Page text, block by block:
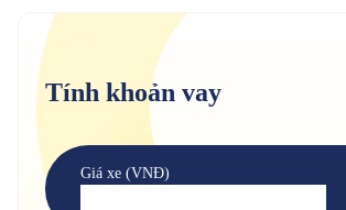
Tính khoản vay
Giá xe (VNĐ)